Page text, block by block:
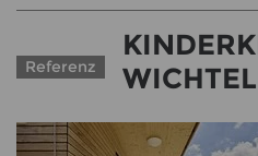
Referenz